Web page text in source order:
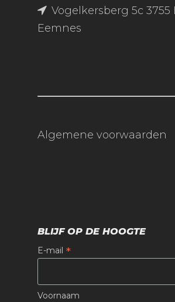
Vogelkersberg 5c 3755
Eemnes
Algemene voorwaarden
BLIJF OP DE HOOGTE
E-mail *
Voornaam